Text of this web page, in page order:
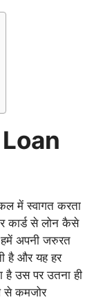
में स्वागत करता
कार्ड से लोन कैसे
अपनी जरुरत
है और यह हर
है उस पर उतना ही
से कमजोर